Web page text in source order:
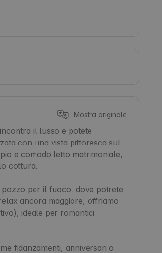
Mostra originale
il lusso e potete
con una vista pittoresca sul
e comodo letto matrimoniale,
cottura.
per il fuoco, dove potrete
ancora maggiore, offriamo
ideale per romantici
fidanzamenti, anniversari o